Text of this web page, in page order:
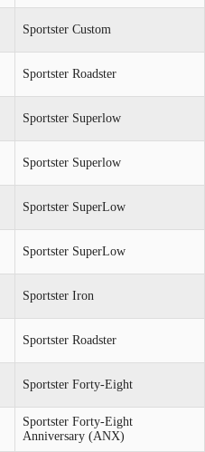
Sportster Custom
Sportster Roadster
Sportster Superlow
Sportster Superlow
Sportster SuperLow
Sportster SuperLow
Sportster Iron
Sportster Roadster
Sportster Forty-Eight
Sportster Forty-Eight
Anniversary (ANX)